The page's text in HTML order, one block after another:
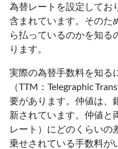
為替レートを設定してお
含まれています。そのた
ら払っているのかを知る
ります。
実際の為替手数料を知る
（TTM：Telegraphic
要があります。仲値は、
新されています。仲値と
レート）にどのくらいの
乗せされている手数料が